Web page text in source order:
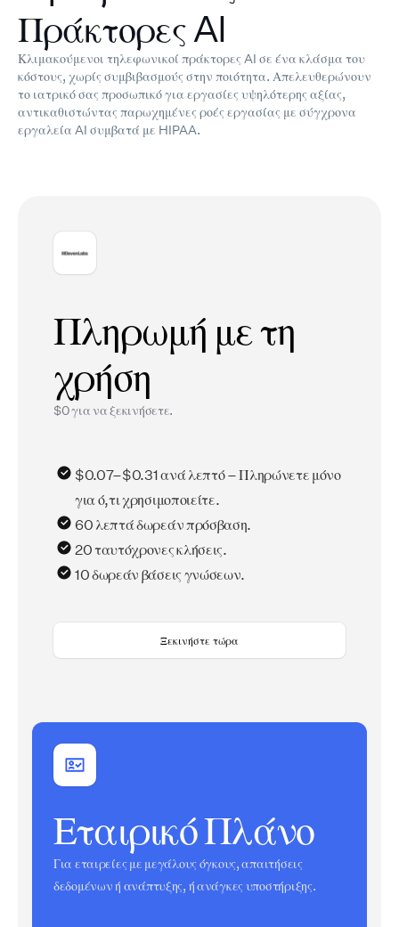
Πράκτορες AI
Κλιμακούμενοι τηλεφωνικοί πράκτορες AI σε ένα κλάσμα του
κόστους, χωρίς συμβιβασμούς στην ποιότητα. Απελευθερώνουν
το ιατρικό σας προσωπικό για εργασίες υψηλότερης αξίας,
αντικαθιστώντας παρωχημένες ροές εργασίας με σύγχρονα
εργαλεία AI συμβατά με HIPAA.
Πληρωμή με τη
χρήση
$0 για να ξεκινήσετε.
$0.07–$0.31 ανά λεπτό – Πληρώνετε μόνο
για ό,τι χρησιμοποιείτε.
60 λεπτά δωρεάν πρόσβαση.
20 ταυτόχρονες κλήσεις.
10 δωρεάν βάσεις γνώσεων.
Ξεκινήστε τώρα
Εταιρικό Πλάνο
Για εταιρείες με μεγάλους όγκους, απαιτήσεις
δεδομένων ή ανάπτυξης, ή ανάγκες υποστήριξης.